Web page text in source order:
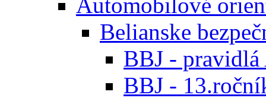
Belianske
BBJ - pravidlá
BBJ -